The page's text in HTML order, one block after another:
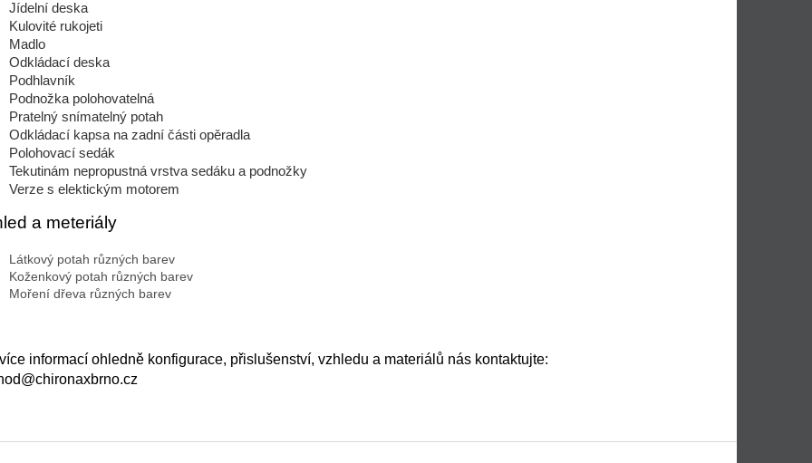
Jídelní deska
Kulovité rukojeti
Madlo
Odkládací deska
Podhlavník
Podnožka polohovatelná
Pratelný snímatelný potah
Odkládací kapsa na zadní části opěradla
Polohovací sedák
Tekutinám nepropustná vrstva sedáku a podnožky
Verze s elektickým motorem
a meteriály
Látkový potah různých barev
Koženkový potah různých barev
Moření dřeva různých barev
informací ohledně konfigurace, přislušenství, vzhledu a materiálů nás kontaktujte: